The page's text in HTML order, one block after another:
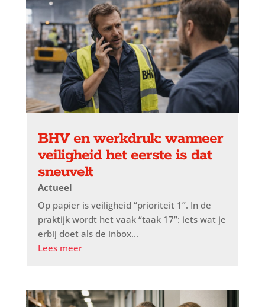
BHV en werkdruk: wanneer
veiligheid het eerste is dat
sneuvelt
Actueel
Op papier is veiligheid “prioriteit 1”. In de
praktijk wordt het vaak “taak 17”: iets wat je
erbij doet als de inbox...
Lees meer